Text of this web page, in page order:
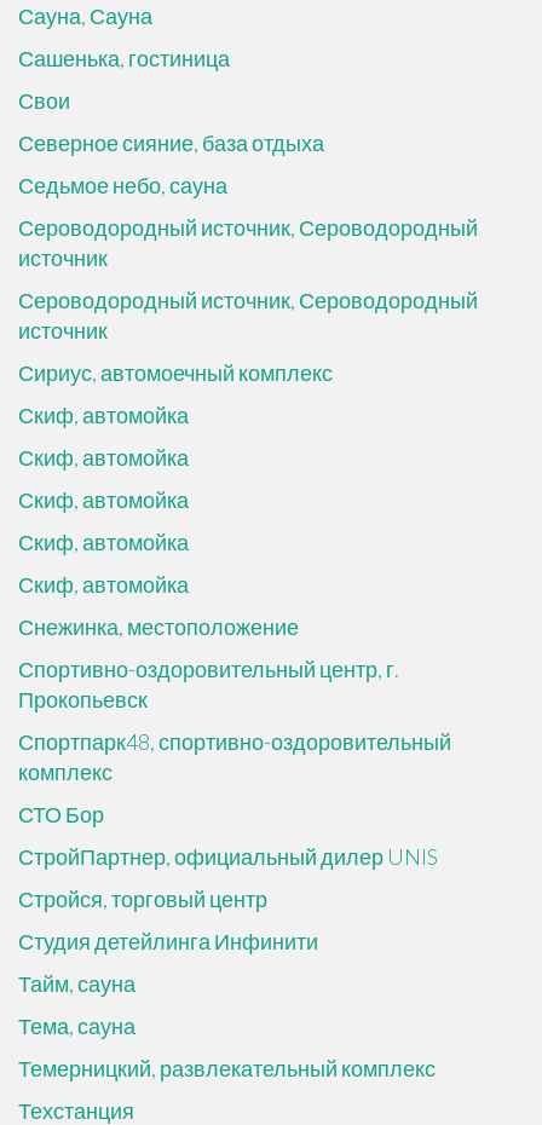
Сауна, Сауна
Сашенька, гостиница
Свои
Северное сияние, база отдыха
Седьмое небо, сауна
Сероводородный источник, Сероводородный
источник
Сероводородный источник, Сероводородный
источник
Сириус, автомоечный комплекс
Скиф, автомойка
Скиф, автомойка
Скиф, автомойка
Скиф, автомойка
Скиф, автомойка
Снежинка, местоположение
Спортивно-оздоровительный центр, г.
Прокопьевск
Спортпарк48, спортивно-оздоровительный
комплекс
СТО Бор
СтройПартнер, официальный дилер UNIS
Стройся, торговый центр
Студия детейлинга Инфинити
Тайм, сауна
Тема, сауна
Темерницкий, развлекательный комплекс
Техстанция